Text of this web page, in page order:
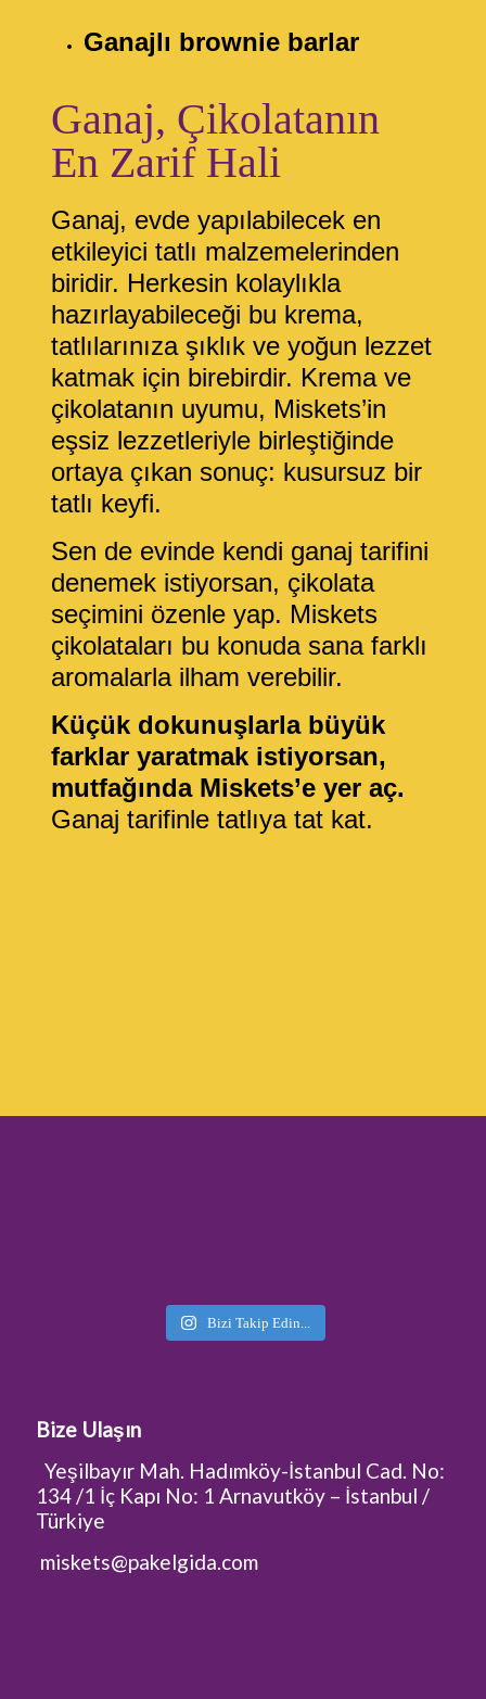
Ganajlı brownie barlar
Ganaj, Çikolatanın
En Zarif Hali
Ganaj, evde yapılabilecek en
etkileyici tatlı malzemelerinden
biridir. Herkesin kolaylıkla
hazırlayabileceği bu krema,
tatlılarınıza şıklık ve yoğun lezzet
katmak için birebirdir. Krema ve
çikolatanın uyumu, Miskets’in
eşsiz lezzetleriyle birleştiğinde
ortaya çıkan sonuç: kusursuz bir
tatlı keyfi.
Sen de evinde kendi ganaj tarifini
denemek istiyorsan, çikolata
seçimini özenle yap. Miskets
çikolataları bu konuda sana farklı
aromalarla ilham verebilir.
Küçük dokunuşlarla büyük
farklar yaratmak istiyorsan,
mutfağında Miskets’e yer aç.
Ganaj tarifinle tatlıya tat kat.
Bizi Takip Edin...
Bize Ulaşın
Yeşilbayır Mah. Hadımköy-İstanbul Cad. No:
134 /1 İç Kapı No: 1 Arnavutköy – İstanbul /
Türkiye
miskets@pakelgida.com